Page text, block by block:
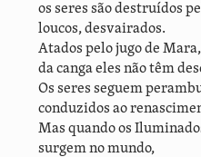
os seres são destruídos
loucos, desvairados.
Atados pelo jugo de Mara,
da canga eles não têm
Os seres seguem
conduzidos ao
Mas quando os
surgem no mundo,